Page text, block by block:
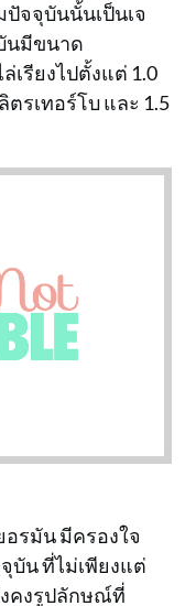
จจุบันนั้นเป็นเจ
นมีขนาด
เรียงไปตั้งแต่ 1.0
ตรเทอร์โบ และ 1.5
รมัน มีครองใจ
บัน ที่ไม่เพียงแต่
คงรูปลักษณ์ที่